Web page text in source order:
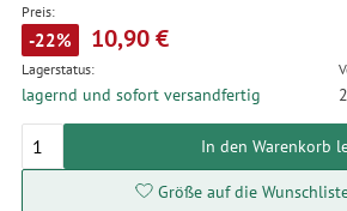
Preis:
-22% 10,90 €
Lagerstatus:
lagernd und sofort versandfertig
In den Warenkorb
Größe auf die